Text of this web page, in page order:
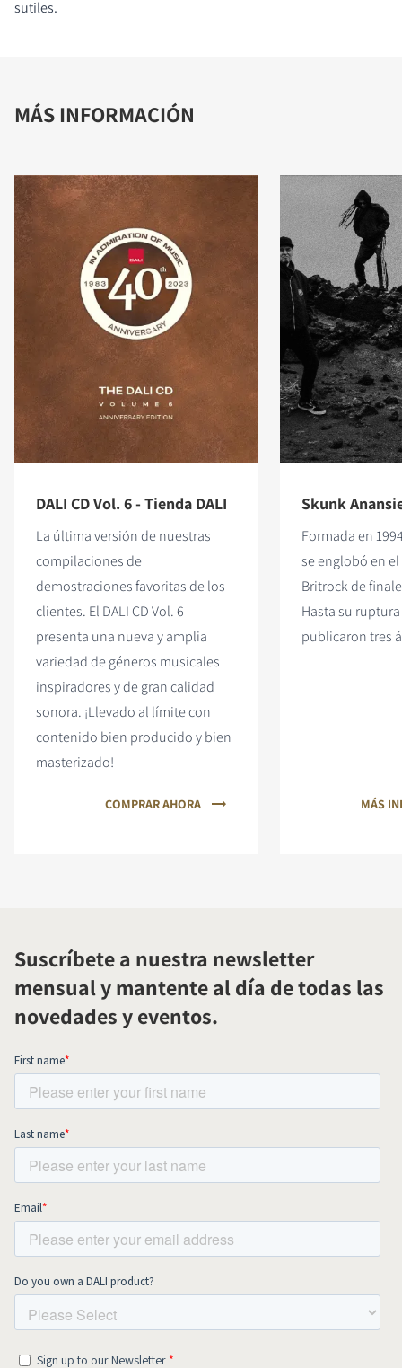
sutiles.
MÁS INFORMACIÓN
DALI CD Vol. 6 - Tienda DALI
La última versión de nuestras
compilaciones de
demostraciones favoritas de los
clientes. El DALI CD Vol. 6
presenta una nueva y amplia
variedad de géneros musicales
inspiradores y de gran calidad
sonora. ¡Llevado al límite con
contenido bien producido y bien
masterizado!
COMPRAR AHORA
Skunk
Formada en
se englobó en
Britrock de
Hasta su
publicaron tres
MÁS
Suscríbete a nuestra newsletter
mensual y mantente al día de todas las
novedades y eventos.